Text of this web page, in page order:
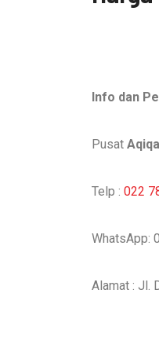
Info dan
Pusat
Telp : 022
WhatsApp:
Alamat : Jl.